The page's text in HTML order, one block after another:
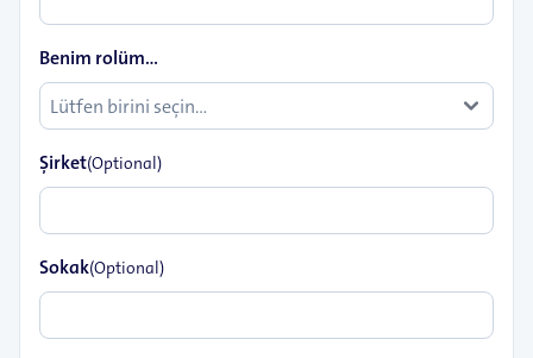
Benim rolüm...
Şirket(Optional)
Sokak(Optional)